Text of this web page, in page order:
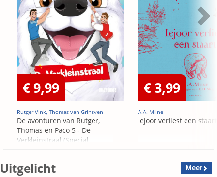
€ 9,99
Rutger Vink, Thomas van Grinsven
De avonturen van Rutger,
Thomas en Paco 5 - De
Verkleinstraal (Special
€ 3,99
A.A. Milne
Iejoor verliest een staart
Uitgelicht Meer